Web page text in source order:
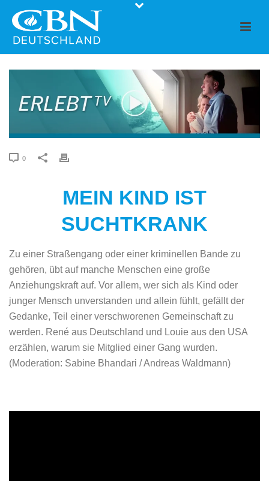
0
MEIN KIND IST
SUCHTKRANK
Zu einer Straßengang oder einer kriminellen Bande zu
gehören, übt auf manche Menschen eine große
Anziehungskraft auf. Vor allem, wer sich als Kind oder
junger Mensch unverstanden und allein fühlt, gefällt der
Gedanke, Teil einer verschworenen Gemeinschaft zu
werden. René aus Deutschland und Louie aus den USA
erzählen, warum sie Mitglied einer Gang wurden.
(Moderation: Sabine Bhandari / Andreas Waldmann)